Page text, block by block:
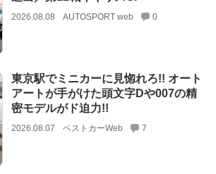
2026.08.08 AUTOSPORT web 0
東京駅でミニカーに見惚れろ!! オート
アートが手がけた頭文字Dや007の精
密モデルがド迫力!!
2026.08.07 ベストカーWeb 7